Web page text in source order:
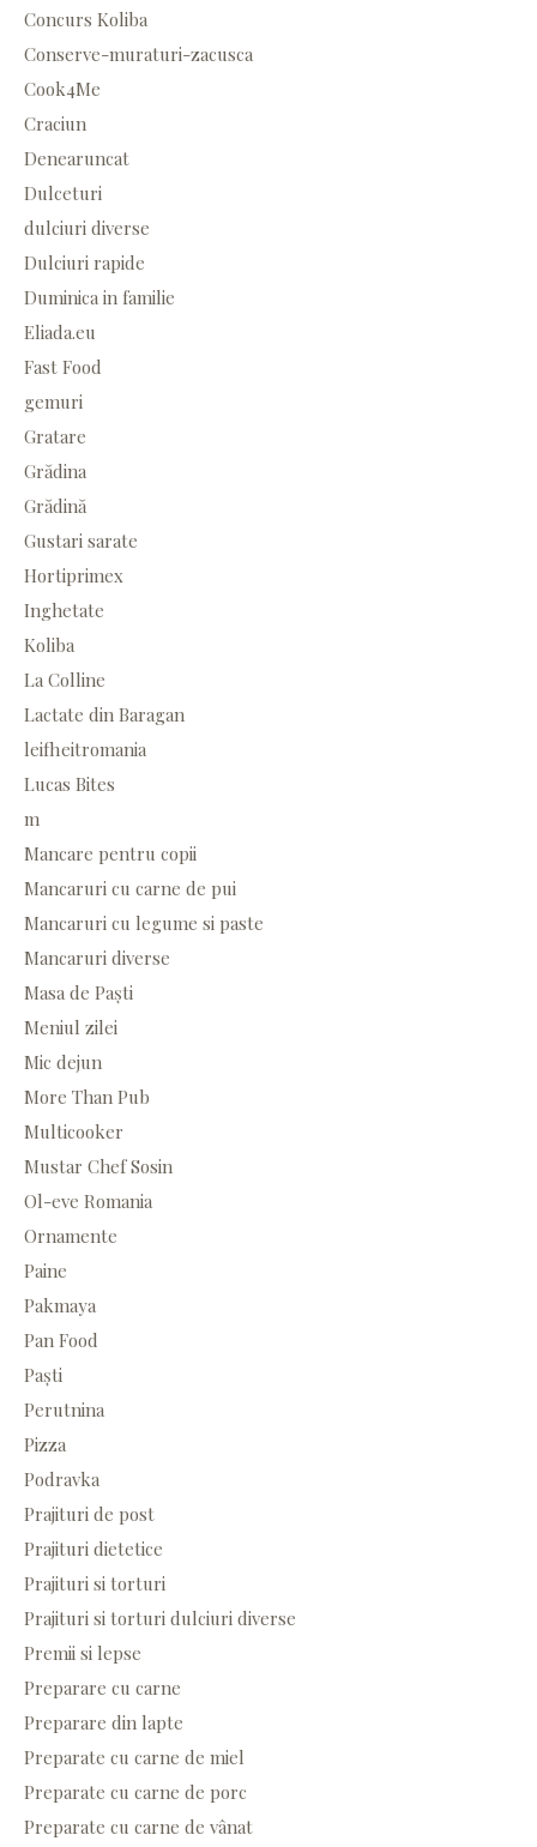
Concurs Koliba
Conserve-muraturi-zacusca
Cook4Me
Craciun
Denearuncat
Dulceturi
dulciuri diverse
Dulciuri rapide
Duminica in familie
Eliada.eu
Fast Food
gemuri
Gratare
Grădina
Grădină
Gustari sarate
Hortiprimex
Inghetate
Koliba
La Colline
Lactate din Baragan
leifheitromania
Lucas Bites
m
Mancare pentru copii
Mancaruri cu carne de pui
Mancaruri cu legume si paste
Mancaruri diverse
Masa de Paști
Meniul zilei
Mic dejun
More Than Pub
Multicooker
Mustar Chef Sosin
Ol-eve Romania
Ornamente
Paine
Pakmaya
Pan Food
Paști
Perutnina
Pizza
Podravka
Prajituri de post
Prajituri dietetice
Prajituri si torturi
Prajituri si torturi dulciuri diverse
Premii si lepse
Preparare cu carne
Preparare din lapte
Preparate cu carne de miel
Preparate cu carne de porc
Preparate cu carne de vânat